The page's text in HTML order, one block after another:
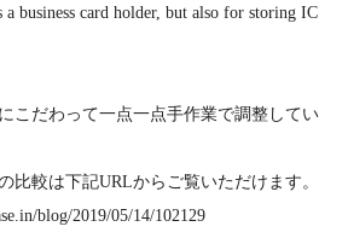
a business card holder, but also for storing IC
こだわって一点一点手作業で調整してい
比較は下記URLからご覧いただけます。
blog/2019/05/14/102129